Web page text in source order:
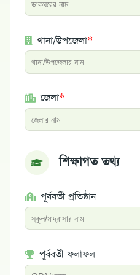
থানা/উপজেলা*
জেলা*
শিক্ষাগত তথ্য
পূর্ববর্তী প্রতিষ্ঠান
পূর্ববর্তী ফলাফল